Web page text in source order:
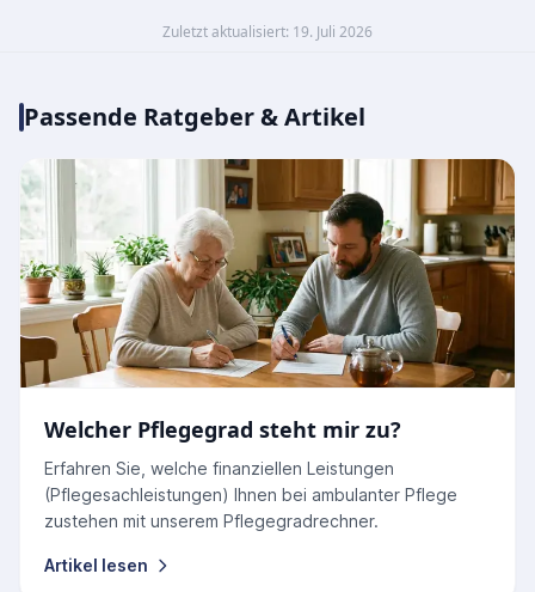
Zuletzt aktualisiert: 19. Juli 2026
Passende Ratgeber & Artikel
Welcher Pflegegrad steht mir zu?
Erfahren Sie, welche finanziellen Leistungen
(Pflegesachleistungen) Ihnen bei ambulanter Pflege
zustehen mit unserem Pflegegradrechner.
Artikel lesen